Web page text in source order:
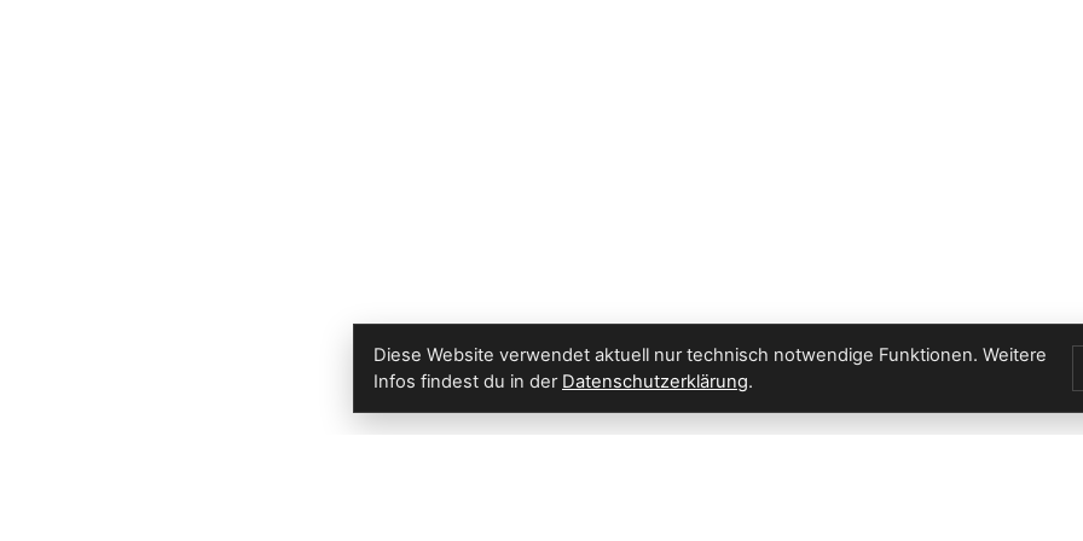
Diese Website verwendet aktuell nur technisch notwendige Funktionen. Weitere
Infos findest du in der Datenschutzerklärung.